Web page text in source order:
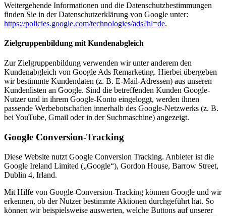
Weitergehende Informationen und die Datenschutzbestimmungen
finden Sie in der Datenschutzerklärung von Google unter:
https://policies.google.com/technologies/ads?hl=de.
Zielgruppenbildung mit Kundenabgleich
Zur Zielgruppenbildung verwenden wir unter anderem den
Kundenabgleich von Google Ads Remarketing. Hierbei übergeben
wir bestimmte Kundendaten (z. B. E-Mail-Adressen) aus unseren
Kundenlisten an Google. Sind die betreffenden Kunden Google-
Nutzer und in ihrem Google-Konto eingeloggt, werden ihnen
passende Werbebotschaften innerhalb des Google-Netzwerks (z. B.
bei YouTube, Gmail oder in der Suchmaschine) angezeigt.
Google Conversion-Tracking
Diese Website nutzt Google Conversion Tracking. Anbieter ist die
Google Ireland Limited („Google“), Gordon House, Barrow Street,
Dublin 4, Irland.
Mit Hilfe von Google-Conversion-Tracking können Google und wir
erkennen, ob der Nutzer bestimmte Aktionen durchgeführt hat. So
können wir beispielsweise auswerten, welche Buttons auf unserer